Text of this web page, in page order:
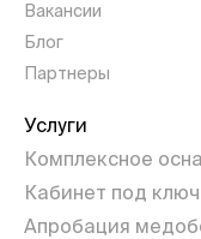
Вакансии
Блог
Партнеры
Услуги
Комплексное
Кабинет под ключ
Апробация